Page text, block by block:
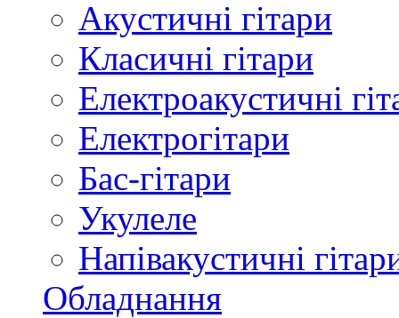
Акустичні гітари
Класичні гітари
Електроакустичні
Електрогітари
Бас-гітари
Укулеле
Напівакустичні
Обладнання